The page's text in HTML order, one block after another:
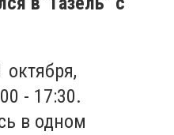
- 17:30.
в одном